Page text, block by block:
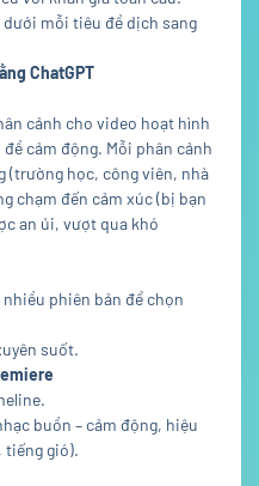
dưới mỗi tiêu đề dịch sang
ChatGPT
cảnh cho video hoạt hình
cảm động. Mỗi phân cảnh
(trường học, công viên, nhà
chạm đến cảm xúc (bị bạn
an ủi, vượt qua khó
phiên bản để chọn
suốt.
buồn – cảm động, hiệu
tiếng gió).